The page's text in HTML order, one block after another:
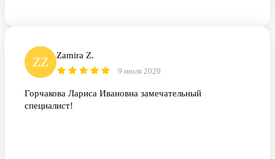
ZZ Zamira Z.
9 июля 2020
Горчакова Лариса Ивановна замечательный
специалист!